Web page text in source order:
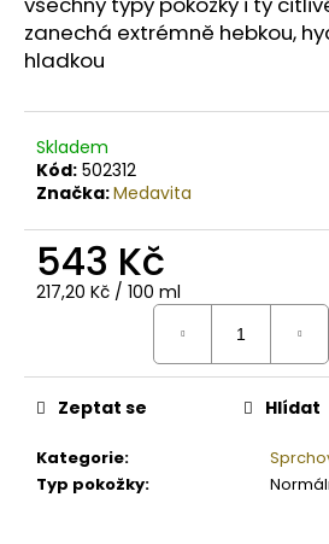
zanechá extrémně hebkou,
hladkou
Skladem
Kód: 502312
Značka:Medavita
543 Kč
Měrná
217,20 Kč / 100 ml
Kategorie:
Typ pokožky:
Zeptat se Hlídat
BODY
SIMONA
BIO
JASMINE
ORGANICKÉ
RUČNĚ
BAMBUCKÉ
MÁSLO
PRO
OSLNIVÝ
990
Kč